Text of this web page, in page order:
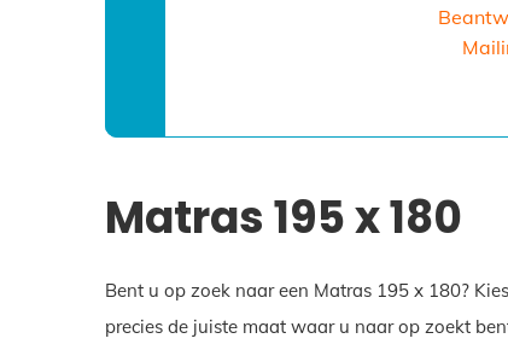
Matras 195 x 180
Bent u op zoek naar een Matras 195 x 180?
precies de juiste maat waar u naar op zoekt